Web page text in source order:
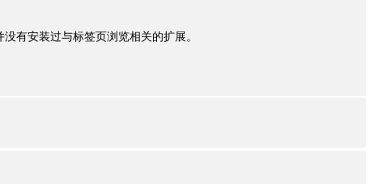
有安装过与标签页浏览相关的扩展。